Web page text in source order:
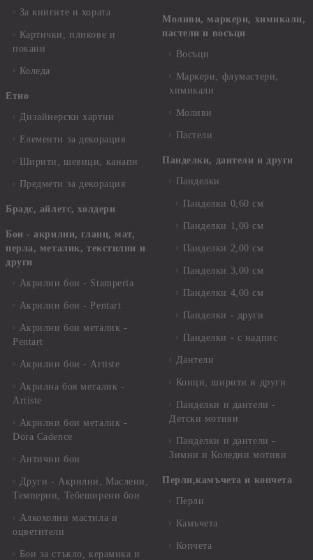
За книгите и хората
Картички, пликове и
покани
Коледа
Етно
Дизайнерски хартии
Елементи за декорация
Ширити, шевици, канапи
Предмети за декорация
Брадс, айлетс, холдери
Бои - акрилни, гланц, мат,
перла, металик, текстилни и
други
Акрилни бои - Stamperia
Акрилни бои - Pentart
Акрилни бои металик -
Pentart
Акрилни бои - Artiste
Акрилна боя металик -
Artiste
Акрилни бои металик -
Dora Cadence
Антични бои
Други - Акрилни, Маслени,
Темперни, Тебеширени бои
Алкохолни мастила и
оцветители
Бои за стъкло, керамика и
Моливи, маркери, химикали,
пастели и восъци
Восъци
Маркери, флумастери,
химикали
Моливи
Пастели
Панделки, дантели и други
Панделки
Панделки 0,60 см
Панделки 1,00 см
Панделки 2,00 см
Панделки 3,00 см
Панделки 4,00 см
Панделки - други
Панделки - с надпис
Дантели
Конци, ширити и други
Панделки и дантели -
Детски мотиви
Панделки и дантели -
Зимни и Коледни мотиви
Перли,камъчета и копчета
Перли
Камъчета
Копчета